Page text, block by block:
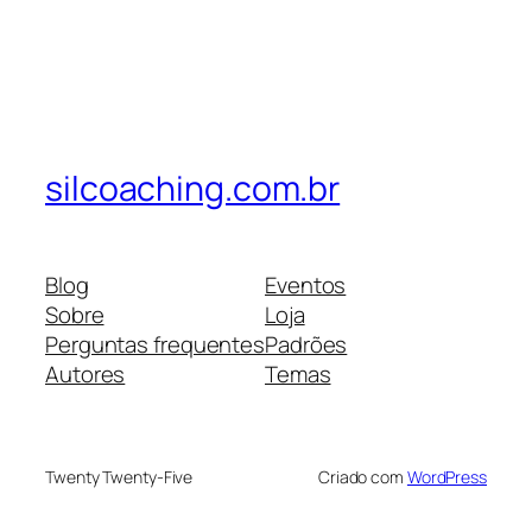
silcoaching.com.br
Blog
Sobre
Perguntas frequentes
Autores
Eventos
Loja
Padrões
Temas
Twenty Twenty-Five Criado com WordPress